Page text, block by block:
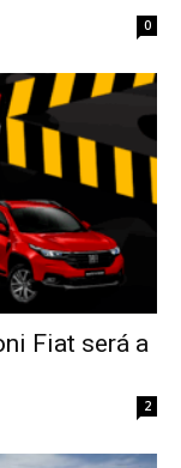
0
Fiat será a
2